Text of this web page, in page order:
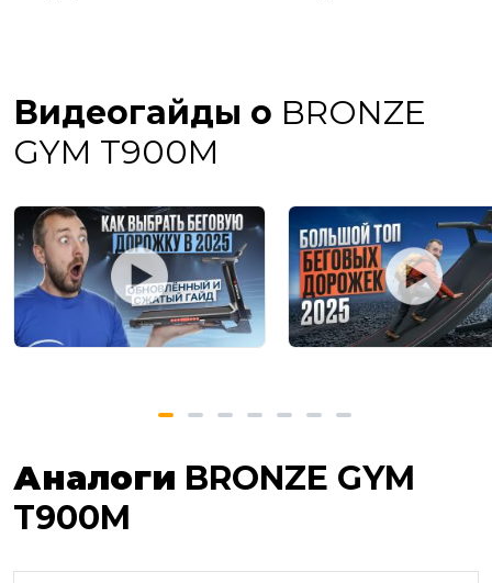
Видеогайды о BRONZE
GYM T900M
Аналоги BRONZE GYM
T900M